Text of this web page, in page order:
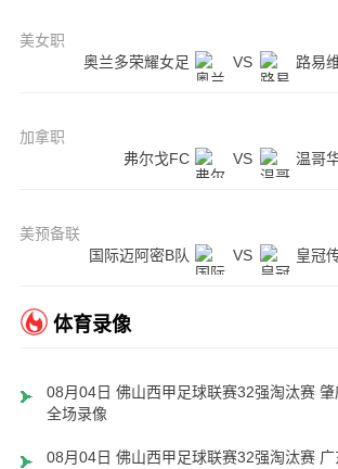
美女职
奥兰多荣耀女足
VS 路易
加拿职
弗尔戈FC
VS 温哥
美预备联
国际迈阿密B队
VS 皇冠
体育录像
08月04日 佛山西甲足球联赛32强淘汰赛 肇
全场录像
08月04日 佛山西甲足球联赛32强淘汰赛 广